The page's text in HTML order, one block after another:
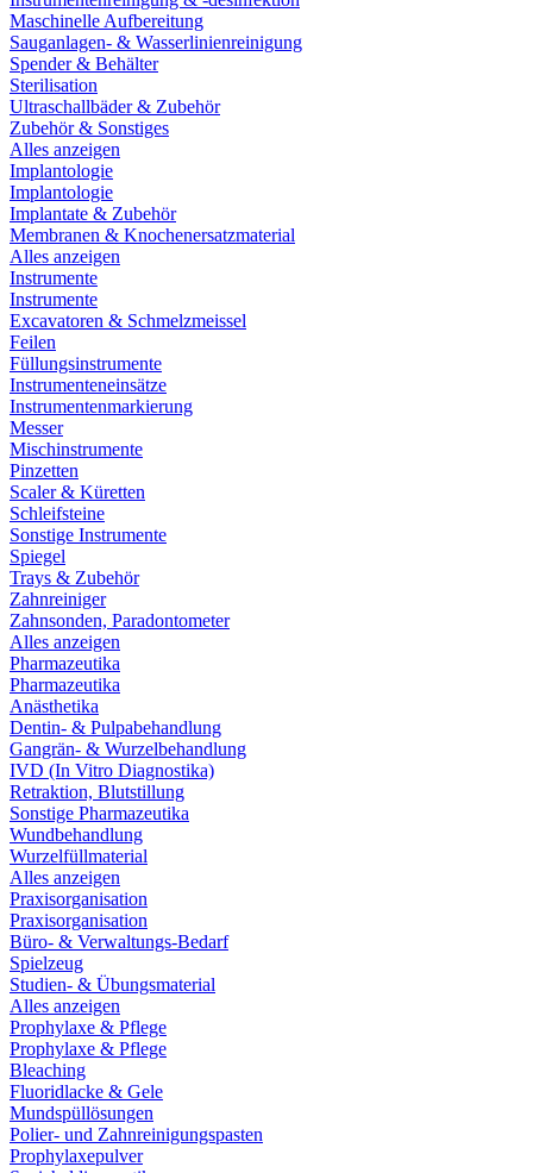
Maschinelle Aufbereitung
Sauganlagen- & Wasserlinienreinigung
Spender & Behälter
Sterilisation
Ultraschallbäder & Zubehör
Zubehör & Sonstiges
Alles anzeigen
Implantologie
Implantologie
Implantate & Zubehör
Membranen & Knochenersatzmaterial
Alles anzeigen
Instrumente
Instrumente
Excavatoren & Schmelzmeissel
Feilen
Füllungsinstrumente
Instrumenteneinsätze
Instrumentenmarkierung
Messer
Mischinstrumente
Pinzetten
Scaler & Küretten
Schleifsteine
Sonstige Instrumente
Spiegel
Trays & Zubehör
Zahnreiniger
Zahnsonden, Paradontometer
Alles anzeigen
Pharmazeutika
Pharmazeutika
Anästhetika
Dentin- & Pulpabehandlung
Gangrän- & Wurzelbehandlung
IVD (In Vitro Diagnostika)
Retraktion, Blutstillung
Sonstige Pharmazeutika
Wundbehandlung
Wurzelfüllmaterial
Alles anzeigen
Praxisorganisation
Praxisorganisation
Büro- & Verwaltungs-Bedarf
Spielzeug
Studien- & Übungsmaterial
Alles anzeigen
Prophylaxe & Pflege
Prophylaxe & Pflege
Bleaching
Fluoridlacke & Gele
Mundspüllösungen
Polier- und Zahnreinigungspasten
Prophylaxepulver